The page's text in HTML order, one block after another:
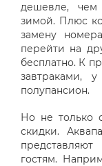
дешевле,
зимой. Плюс
замену
перейти на
бесплатно. К
завтраками,
полупансион.
Но не только
скидки.
гостям.